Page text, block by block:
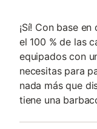
¡Sí! Con base
el 100 % de las
equipados con
necesitas para
nada más que
tiene una